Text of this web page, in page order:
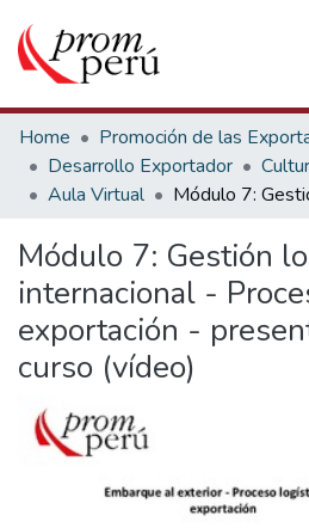
Communities & Collections
All of DSpace
Statistics
Estadísticas Externas
Home
Desarrollo Exportador
Aula Virtual
Módulo 7: Gestión
internacional -
exportación -
curso (vídeo)